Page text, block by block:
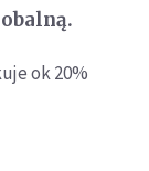
ok 20%